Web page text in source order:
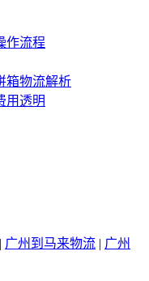
作流程
箱物流解析
用透明
| 广州到马来物流 | 广州